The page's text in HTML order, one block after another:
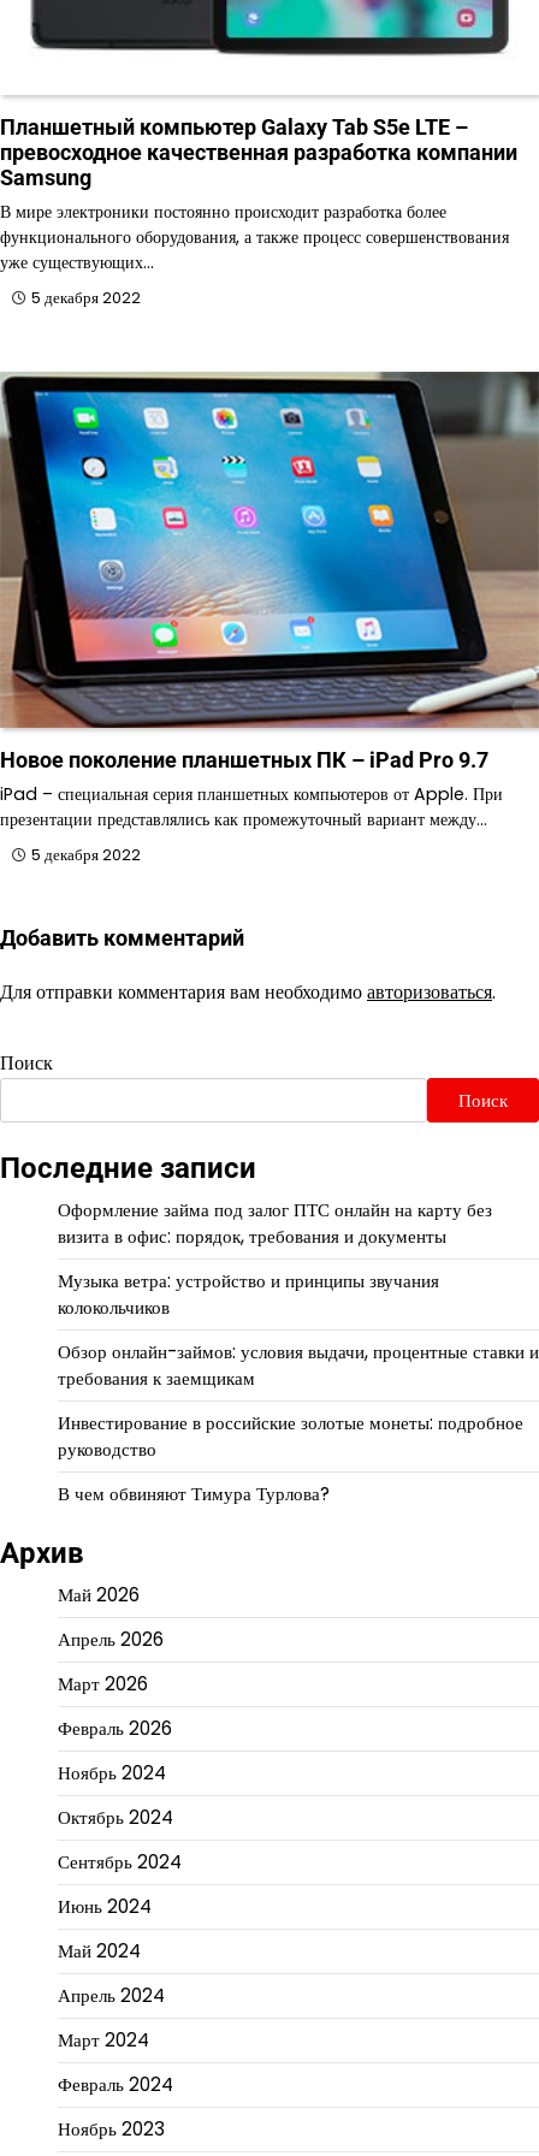
Планшетный компьютер Galaxy Tab S5e LTE –
превосходное качественная разработка компании
Samsung
В мире электроники постоянно происходит разработка более
функционального оборудования, а также процесс совершенствования
уже существующих…
5 декабря 2022
Новое поколение планшетных ПК – iPad Pro 9.7
iPad – специальная серия планшетных компьютеров от Apple. При
презентации представлялись как промежуточный вариант между…
5 декабря 2022
Добавить комментарий
Для отправки комментария вам необходимоавторизоваться.
Поиск
Поиск
Последние записи
Оформление займа под залог ПТС онлайн на карту без
визита в офис: порядок, требования и документы
Музыка ветра: устройство и принципы звучания
колокольчиков
Обзор онлайн-займов: условия выдачи, процентные ставки и
требования к заемщикам
Инвестирование в российские золотые монеты: подробное
руководство
В чем обвиняют Тимура Турлова?
Архив
Май 2026
Апрель 2026
Март 2026
Февраль 2026
Ноябрь 2024
Октябрь 2024
Сентябрь 2024
Июнь 2024
Май 2024
Апрель 2024
Март 2024
Февраль 2024
Ноябрь 2023